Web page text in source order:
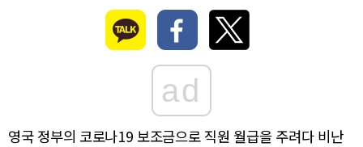
ad
영국 정부의 코로나19 보조금으로 직원 월급을 주려다 비난